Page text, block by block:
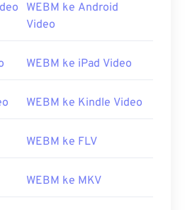
WEBM ke Android
Video
WEBM ke iPad Video
WEBM ke Kindle Video
WEBM ke FLV
WEBM ke MKV